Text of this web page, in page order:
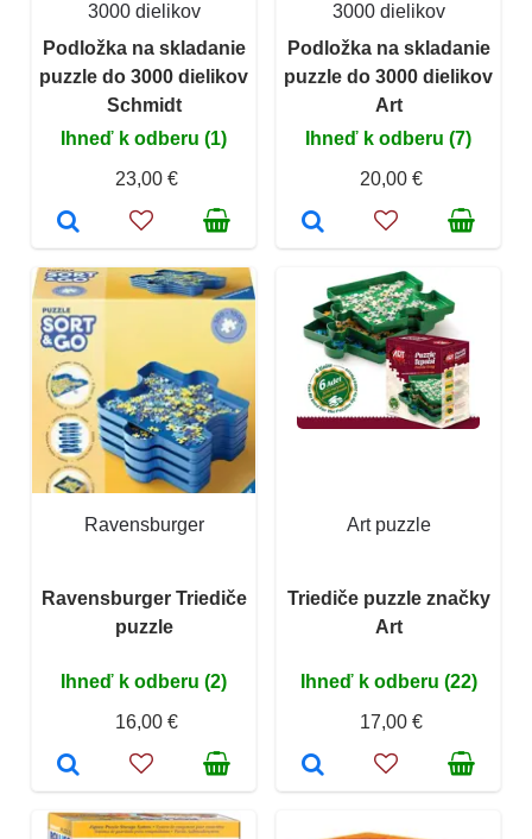
3000 dielikov
Podložka na skladanie
puzzle do 3000 dielikov
Schmidt
Ihneď k odberu (1)
23,00 €
3000 dielikov
Podložka na skladanie
puzzle do 3000 dielikov
Art
Ihneď k odberu (7)
20,00 €
Ravensburger
Ravensburger Triediče
puzzle
Ihneď k odberu (2)
16,00 €
Art puzzle
Triediče puzzle značky
Art
Ihneď k odberu (22)
17,00 €